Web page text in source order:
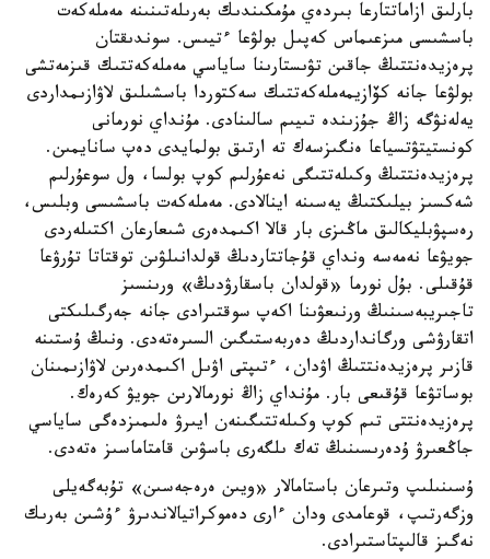
بارلىق ازاماتتارعا بىردەي مۇمكىندىك بەرىلەتىنىنە مەملەكەت
باسشىسى مىزعىماس كەپىل بولۋعا ءتيىس. سوندىقتان
پرەزيدەنتتىڭ جاقىن تۋىستارىنا ساياسي مەملەكەتتىك قىزمەتشى
بولۋعا جانە كۆازيمەملەكەتتىك سەكتوردا باسشىلىق لاۋازىمداردى
يەلەنۋگە زاڭ جۇزىندە تىيىم سالىنادى. مۇنداي نورمانى
كونستيتۋتسياعا ەنگىزسەك تە ارتىق بولمايدى دەپ سانايمىن.
پرەزيدەنتتىڭ وكىلەتتىگى نەعۇرلىم كوپ بولسا، ول سوعۇرلىم
شەكسىز بيلىكتىڭ يەسىنە اينالادى. مەملەكەت باسشىسى وبلىس،
رەسپۋبليكالىق ماڭىزى بار قالا اكىمدەرى شىعارعان اكتىلەردى
جويۋعا نەمەسە ونداي قۇجاتتاردىڭ قولدانىلۋىن توقتاتا تۇرۋعا
قۇقىلى. بۇل نورما «قولدان باسقارۋدىڭ» ورىنسىز
تاجىريبەسىنىڭ ورنىعۋىنا اكەپ سوقتىرادى جانە جەرگىلىكتى
اتقارۋشى ورگانداردىڭ دەربەستىگىن السىرەتەدى. ونىڭ ۇستىنە
قازىر پرەزيدەنتتىڭ اۋدان، ءتىپتى اۋىل اكىمدەرىن لاۋازىمىنان
بوساتۋعا قۇقىعى بار. مۇنداي زاڭ نورمالارىن جويۋ كەرەك.
پرەزيدەنتتى تىم كوپ وكىلەتتىگىنەن ايىرۋ ەلىمىزدەگى ساياسي
جاڭعىرۋ ۇدەرىسىنىڭ تەك ىلگەرى باسۋىن قامتاماسىز ەتەدى.
ۇسىنىلىپ وتىرعان باستامالار «ويىن ەرەجەسىن» تۇبەگەيلى
وزگەرتىپ، قوعامدى ودان ءارى دەموكراتيالاندىرۋ ءۇشىن بەرىك
نەگىز قالىپتاستىرادى.